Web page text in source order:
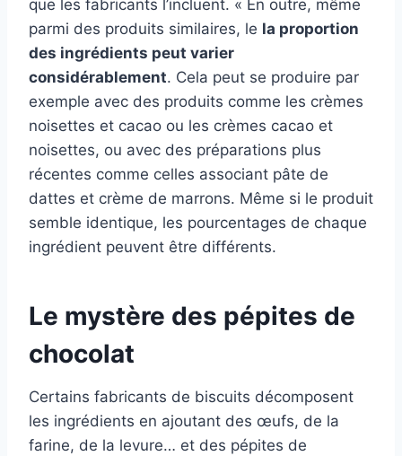
que les fabricants l’incluent. « En outre, même
parmi des produits similaires, le la proportion
des ingrédients peut varier
considérablement. Cela peut se produire par
exemple avec des produits comme les crèmes
noisettes et cacao ou les crèmes cacao et
noisettes, ou avec des préparations plus
récentes comme celles associant pâte de
dattes et crème de marrons. Même si le produit
semble identique, les pourcentages de chaque
ingrédient peuvent être différents.
Le mystère des pépites de
chocolat
Certains fabricants de biscuits décomposent
les ingrédients en ajoutant des œufs, de la
farine, de la levure… et des pépites de